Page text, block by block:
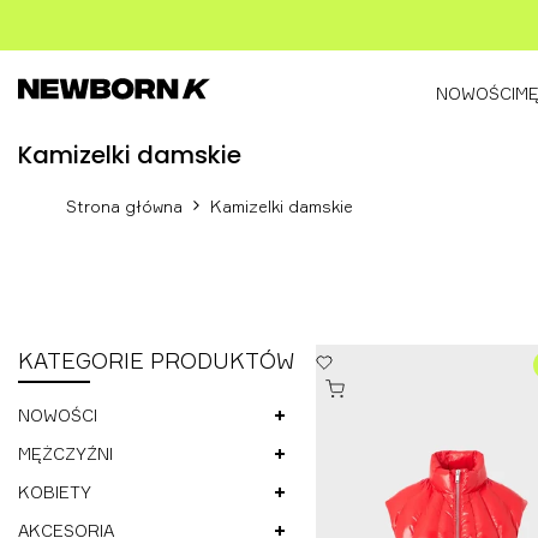
NOWOŚCI
Kamizelki
damskie
Kamizelki damskie
Strona główna Kamizelki damskie
Dodaj
doSZYBKIE DODANIE
KATEGORIE PRODUKTÓW
NOWOŚCI
MĘŻCZYŹNI
KOBIETY
AKCESORIA